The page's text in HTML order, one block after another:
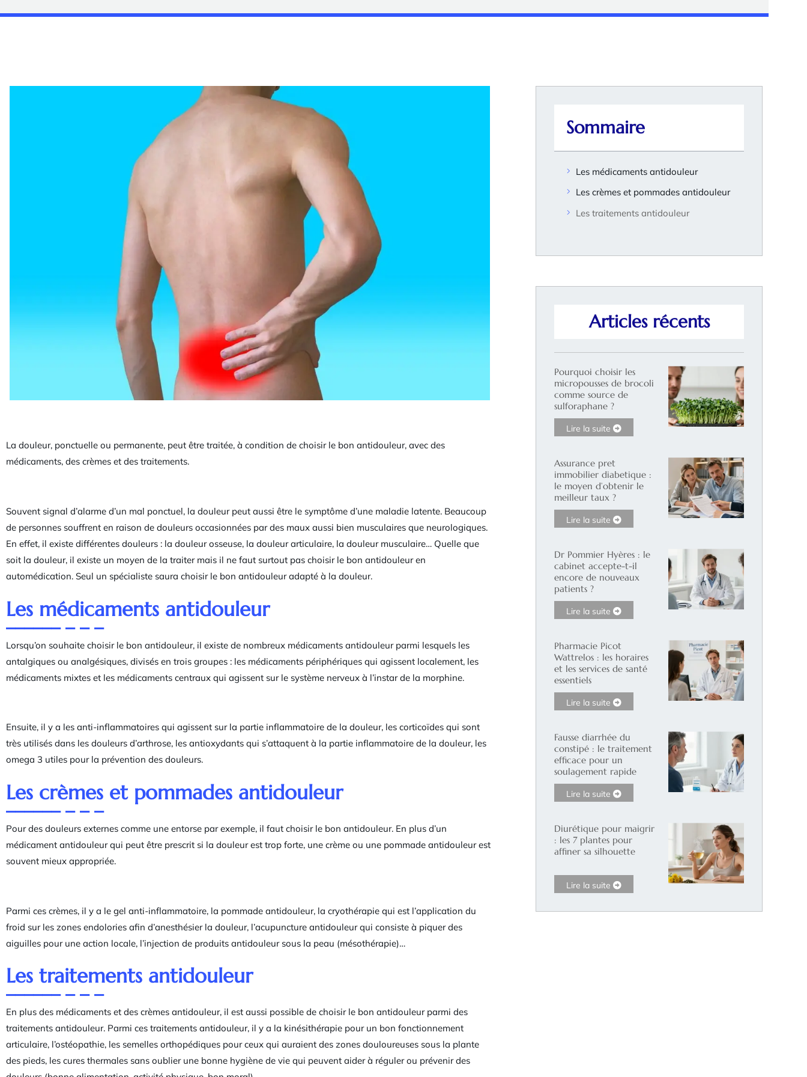
La douleur, ponctuelle ou permanente, peut être traitée, à condition de choisir le bon antidouleur, avec des
médicaments, des crèmes et des traitements.
Souvent signal d’alarme d’un mal ponctuel, la douleur peut aussi être le symptôme d’une maladie latente. Beaucoup
de personnes souffrent en raison de douleurs occasionnées par des maux aussi bien musculaires que neurologiques.
En effet, il existe différentes douleurs : la douleur osseuse, la douleur articulaire, la douleur musculaire… Quelle que
soit la douleur, il existe un moyen de la traiter mais il ne faut surtout pas choisir le bon antidouleur en
automédication. Seul un spécialiste saura choisir le bon antidouleur adapté à la douleur.
Les médicaments antidouleur
Lorsqu’on souhaite choisir le bon antidouleur, il existe de nombreux médicaments antidouleur parmi lesquels les
antalgiques ou analgésiques, divisés en trois groupes : les médicaments périphériques qui agissent localement, les
médicaments mixtes et les médicaments centraux qui agissent sur le système nerveux à l’instar de la morphine.
Ensuite, il y a les anti-inflammatoires qui agissent sur la partie inflammatoire de la douleur, les corticoïdes qui sont
très utilisés dans les douleurs d’arthrose, les antioxydants qui s’attaquent à la partie inflammatoire de la douleur, les
omega 3 utiles pour la prévention des douleurs.
Les crèmes et pommades antidouleur
Pour des douleurs externes comme une entorse par exemple, il faut choisir le bon antidouleur. En plus d’un
médicament antidouleur qui peut être prescrit si la douleur est trop forte, une crème ou une pommade antidouleur est
souvent mieux appropriée.
Parmi ces crèmes, il y a le gel anti-inflammatoire, la pommade antidouleur, la cryothérapie qui est l’application du
froid sur les zones endolories afin d’anesthésier la douleur, l’acupuncture antidouleur qui consiste à piquer des
aiguilles pour une action locale, l’injection de produits antidouleur sous la peau (mésothérapie)…
Les traitements antidouleur
En plus des médicaments et des crèmes antidouleur, il est aussi possible de choisir le bon antidouleur parmi des
traitements antidouleur. Parmi ces traitements antidouleur, il y a la kinésithérapie pour un bon fonctionnement
articulaire, l’ostéopathie, les semelles orthopédiques pour ceux qui auraient des zones douloureuses sous la plante
des pieds, les cures thermales sans oublier une bonne hygiène de vie qui peuvent aider à réguler ou prévenir des
Sommaire
Les médicaments antidouleur
Les crèmes et pommades antidouleur
Les traitements antidouleur
Articles récents
Pourquoi choisir les
micropousses de brocoli
comme source de
sulforaphane ?
Lire la suite
Assurance pret
immobilier diabetique :
le moyen d’obtenir le
meilleur taux ?
Lire la suite
Dr Pommier Hyères : le
cabinet accepte-t-il
encore de nouveaux
patients ?
Lire la suite
Pharmacie Picot
Wattrelos : les horaires
et les services de santé
essentiels
Lire la suite
Fausse diarrhée du
constipé : le traitement
efficace pour un
soulagement rapide
Lire la suite
Diurétique pour maigrir
: les 7 plantes pour
affiner sa silhouette
Lire la suite